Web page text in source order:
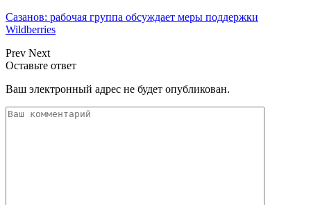
Сазанов: рабочая группа обсуждает меры поддержки
Wildberries
Prev Next
Оставьте ответ
Ваш электронный адрес не будет опубликован.